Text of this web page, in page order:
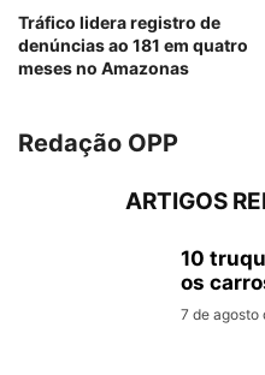
Tráfico lidera registro de
denúncias ao 181 em quatro
meses no Amazonas
Redação OPP
ARTIGOS
10
os
7 de agosto